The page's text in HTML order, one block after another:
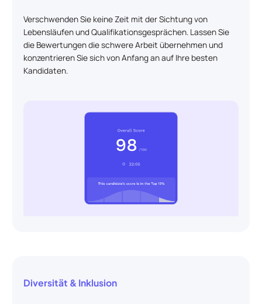
Verschwenden Sie keine Zeit mit der Sichtung von
Lebensläufen und Qualifikationsgesprächen. Lassen Sie
die Bewertungen die schwere Arbeit übernehmen und
konzentrieren Sie sich von Anfang an auf Ihre besten
Kandidaten.
Diversität & Inklusion